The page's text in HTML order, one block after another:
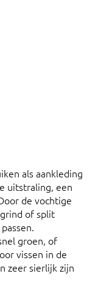
als aankleding
uitstraling, een
de vochtige
of split
groen, of
vissen in de
zeer sierlijk zijn